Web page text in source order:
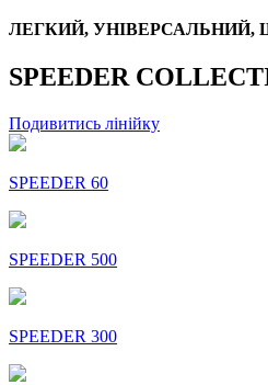
ЛЕГКИЙ, УНІВЕРСАЛЬНИЙ,
SPEEDER
Подивитись лінійку
SPEEDER 60
SPEEDER 500
SPEEDER 300